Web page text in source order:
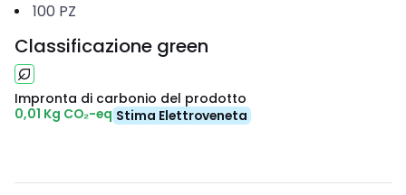
100 PZ
Classificazione green
Impronta di carbonio del prodotto
0,01 Kg CO₂-eq Stima Elettroveneta